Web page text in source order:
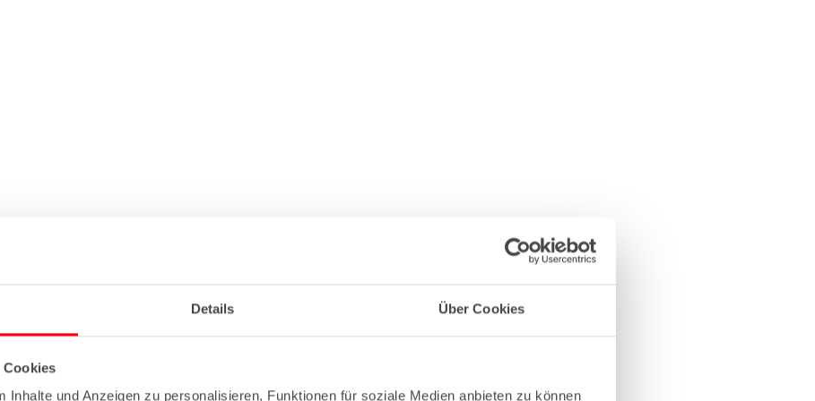
Details Über Cookies
Cookies
Inhalte und Anzeigen zu personalisieren, Funktionen für soziale Medien anbieten zu können